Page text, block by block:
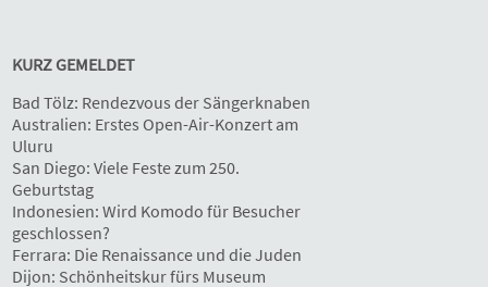
KURZ GEMELDET
Bad Tölz: Rendezvous der Sängerknaben
Australien: Erstes Open-Air-Konzert am
Uluru
San Diego: Viele Feste zum 250.
Geburtstag
Indonesien: Wird Komodo für Besucher
geschlossen?
Ferrara: Die Renaissance und die Juden
Dijon: Schönheitskur fürs Museum